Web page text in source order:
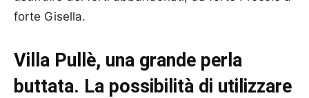
forte Gisella.
Villa Pullè, una grande perla
buttata. La possibilità di utilizzare